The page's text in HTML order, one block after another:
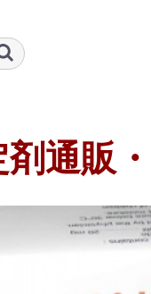
通販